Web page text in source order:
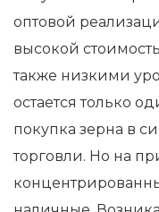
оптовой
высокой
также низкими
остается только
покупка зерна в
торговли. Но на